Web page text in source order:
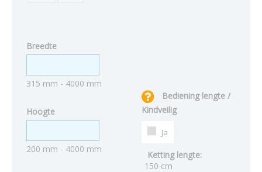
Breedte
315 mm - 4000 mm
Hoogte
200 mm - 4000 mm
Bediening lengte /
Kindveilig
Ja
Ketting lengte:
150 cm